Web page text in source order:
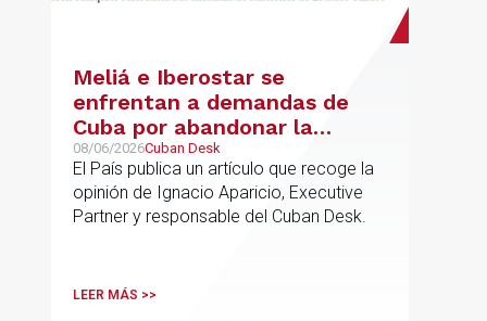
Meliá e Iberostar se
enfrentan a demandas de
Cuba por abandonar la
gestión de los hoteles
08/06/2026Cuban Desk
El País publica un artículo que recoge la
opinión de Ignacio Aparicio, Executive
Partner y responsable del Cuban Desk.
LEER MÁS >>